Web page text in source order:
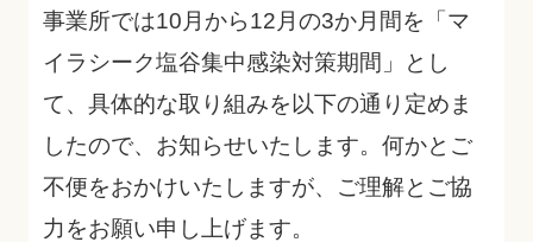
事業所では10月から12月の3か月間を「マ
イラシーク塩谷集中感染対策期間」とし
て、具体的な取り組みを以下の通り定めま
したので、お知らせいたします。 何かとご
不便をおかけいたしますが、ご理解とご協
力をお願い申し上げます。